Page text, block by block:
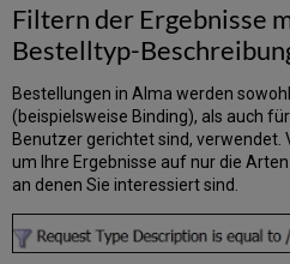
Bibliografische
Details
(Bibliographic
Details)
Physische
Exemplardetails
(Physical
Item
Details)
Bestellung
Filtern der Ergebnisse
Bestelltyp-
Bestellungen in Alma werden
(beispielsweise Binding), als auch
Benutzer gerichtet sind, verwendet.
um Ihre Ergebnisse auf nur die
an denen Sie interessiert sind.